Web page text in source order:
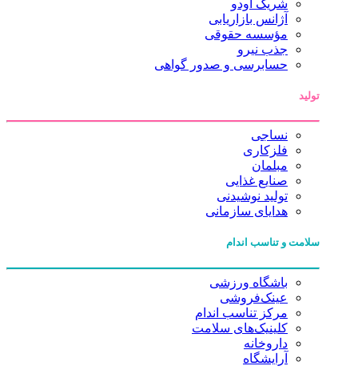
شریک اودو
آژانس بازاریابی
مؤسسه حقوقی
جذب نیرو
حسابرسی و صدور گواهی
تولید
نساجی
فلزکاری
مبلمان
صنایع غذایی
تولید نوشیدنی
هدایای سازمانی
سلامت و تناسب اندام
باشگاه ورزشی
عینک‌فروشی
مرکز تناسب اندام
کلینیک‌های سلامت
داروخانه
آرایشگاه